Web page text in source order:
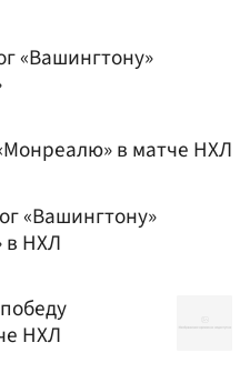
«Вашингтону»
в матче НХЛ
«Вашингтону»
в НХЛ
НХЛ